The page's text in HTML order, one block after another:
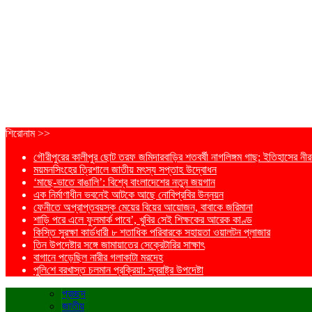
শিরোনাম >>
গৌরীপুরের কালীপুর ছোট তরফ জমিদারবাড়ির শতবর্ষী নাগলিঙ্গম গাছ: ইতিহাসের
ময়মনসিংহের ত্রিশালে জাতীয় মৎস্য সপ্তাহ উদ্বোধন
‘মাছে-ভাতে বাঙালি’: বিশ্বে বাংলাদেশের নতুন জয়গান
এক নির্মাণাধীন ভবনেই আটকে আছে নোবিপ্রবির উন্নয়ন
ফেনীতে অপ্রাপ্তবয়স্ক মেয়ের বিয়ের আয়োজন, বাবাকে জরিমানা
শাড়ি পরে এলে ফুলমার্ক পাবে’, খুবির সেই শিক্ষকের আরেক কাণ্ড
কিস্তি সুরক্ষা কার্ডধারী ৮ শতাধিক পরিবারকে সহায়তা ওয়ালটন প্লাজার
তিন উপদেষ্টার সঙ্গে জামায়াতের সেক্রেটারির সাক্ষাৎ
বাগানে পড়েছিল নারীর গলাকাটা মরদেহ
পু‌লি‌শে বরখাস্ত চলমান প্রক্রিয়া: স্বরাষ্ট্র উপদেষ্টা
প্রচ্ছদ
জাতীয়